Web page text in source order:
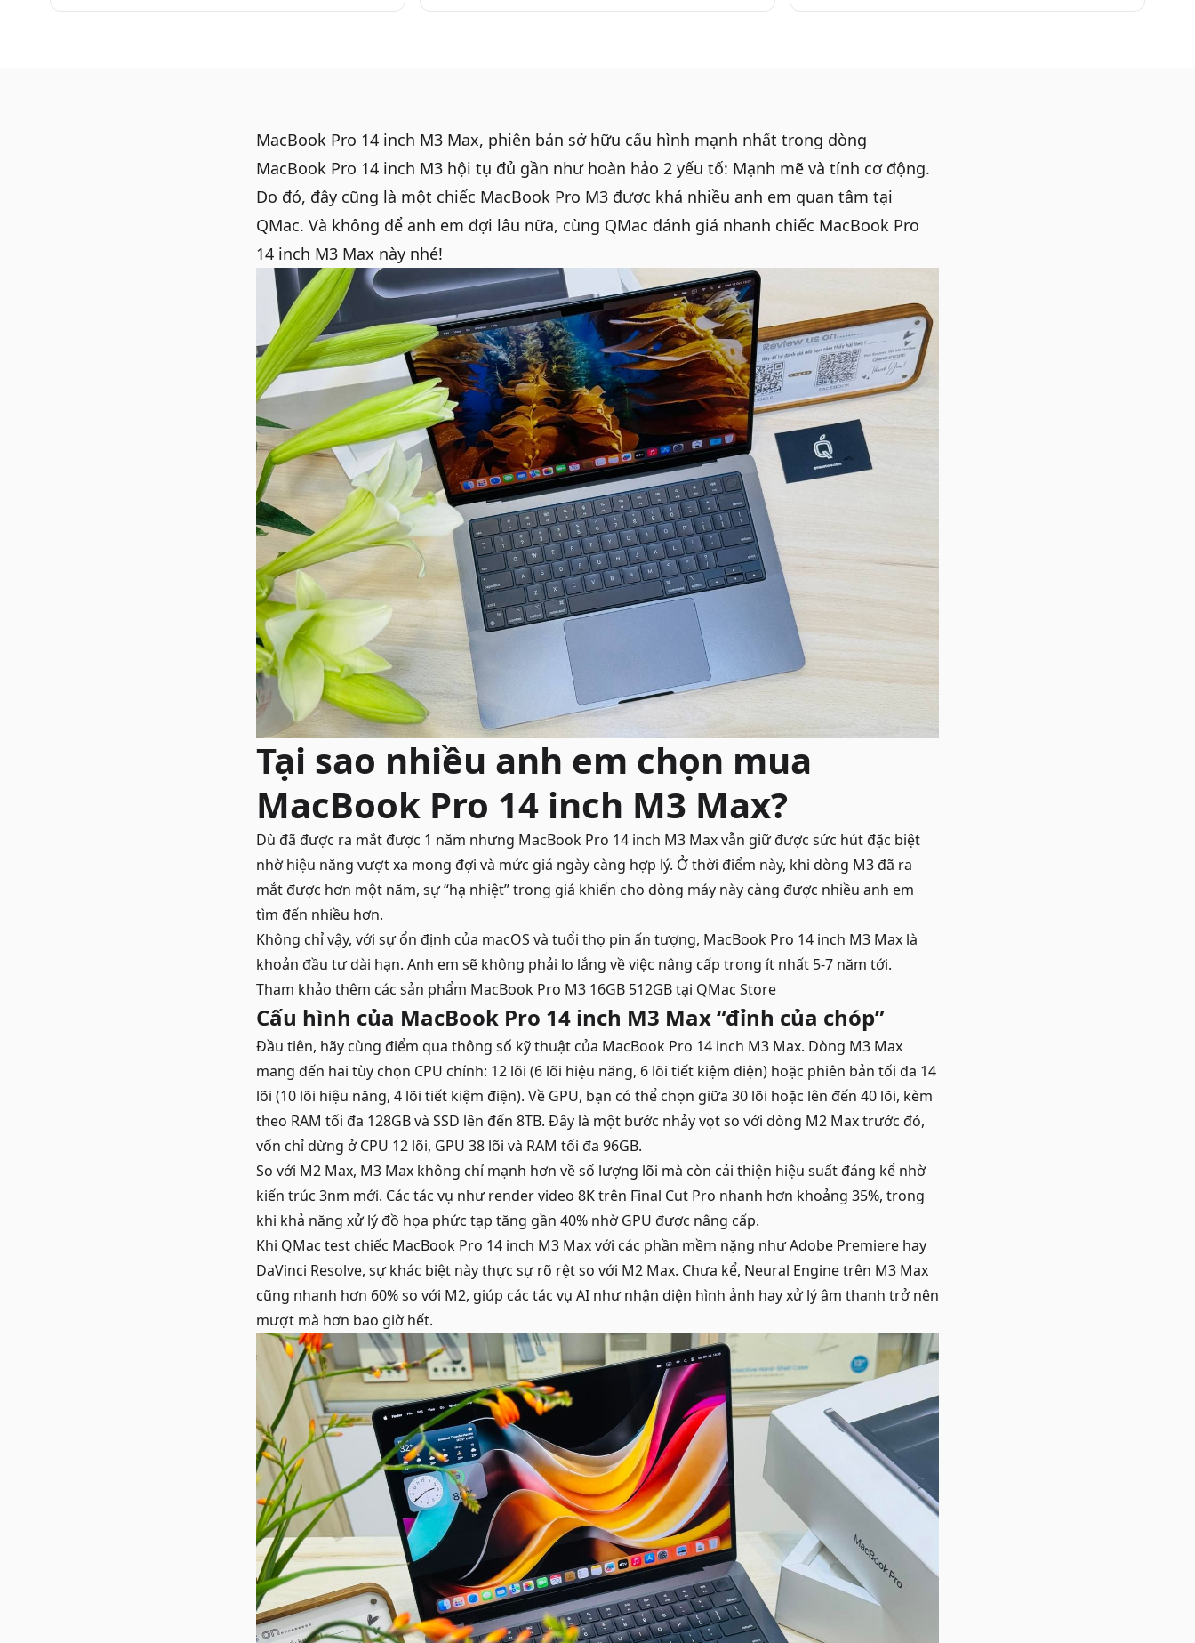
MacBook Pro 14 inch M3 Max, phiên bản sở hữu cấu hình mạnh nhất trong dòng
MacBook Pro 14 inch M3 hội tụ đủ gần như hoàn hảo 2 yếu tố: Mạnh mẽ và tính cơ động.
Do đó, đây cũng là một chiếc MacBook Pro M3 được khá nhiều anh em quan tâm tại
QMac. Và không để anh em đợi lâu nữa, cùng QMac đánh giá nhanh chiếc MacBook Pro
14 inch M3 Max này nhé!
Tại sao nhiều anh em chọn mua
MacBook Pro 14 inch M3 Max?
Dù đã được ra mắt được 1 năm nhưng MacBook Pro 14 inch M3 Max vẫn giữ được sức hút đặc biệt
nhờ hiệu năng vượt xa mong đợi và mức giá ngày càng hợp lý. Ở thời điểm này, khi dòng M3 đã ra
mắt được hơn một năm, sự “hạ nhiệt” trong giá khiến cho dòng máy này càng được nhiều anh em
tìm đến nhiều hơn.
Không chỉ vậy, với sự ổn định của macOS và tuổi thọ pin ấn tượng, MacBook Pro 14 inch M3 Max là
khoản đầu tư dài hạn. Anh em sẽ không phải lo lắng về việc nâng cấp trong ít nhất 5-7 năm tới.
Tham khảo thêm các sản phẩm MacBook Pro M3 16GB 512GBtại QMac Store
Cấu hình của MacBook Pro 14 inch M3 Max “đỉnh của chóp”
Đầu tiên, hãy cùng điểm qua thông số kỹ thuật của MacBook Pro 14 inch M3 Max. Dòng M3 Max
mang đến hai tùy chọn CPU chính: 12 lõi (6 lõi hiệu năng, 6 lõi tiết kiệm điện) hoặc phiên bản tối đa 14
lõi (10 lõi hiệu năng, 4 lõi tiết kiệm điện). Về GPU, bạn có thể chọn giữa 30 lõi hoặc lên đến 40 lõi, kèm
theo RAM tối đa 128GB và SSD lên đến 8TB. Đây là một bước nhảy vọt so với dòng M2 Max trước đó,
vốn chỉ dừng ở CPU 12 lõi, GPU 38 lõi và RAM tối đa 96GB.
So với M2 Max, M3 Max không chỉ mạnh hơn về số lượng lõi mà còn cải thiện hiệu suất đáng kể nhờ
kiến trúc 3nm mới. Các tác vụ như render video 8K trên Final Cut Pro nhanh hơn khoảng 35%, trong
khi khả năng xử lý đồ họa phức tạp tăng gần 40% nhờ GPU được nâng cấp.
Khi QMac test chiếc MacBook Pro 14 inch M3 Max với các phần mềm nặng như Adobe Premiere hay
DaVinci Resolve, sự khác biệt này thực sự rõ rệt so với M2 Max. Chưa kể, Neural Engine trên M3 Max
cũng nhanh hơn 60% so với M2, giúp các tác vụ AI như nhận diện hình ảnh hay xử lý âm thanh trở nên
mượt mà hơn bao giờ hết.